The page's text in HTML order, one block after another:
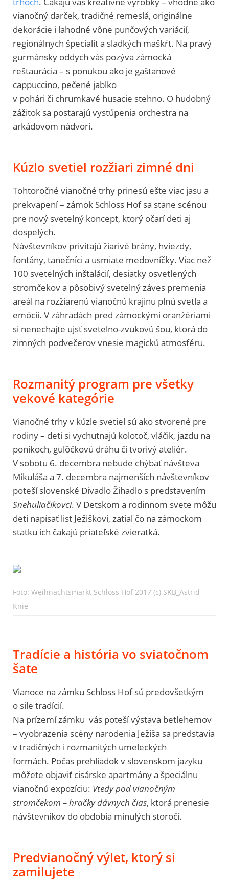
vianočný darček, tradičné remeslá, originálne
dekorácie i lahodné vône punčových variácií,
regionálnych špecialít a sladkých maškŕt. Na pravý
gurmánsky oddych vás pozýva zámocká
reštaurácia – s ponukou ako je gaštanové
cappuccino, pečené jablko
v pohári či chrumkavé husacie stehno. O hudobný
zážitok sa postarajú vystúpenia orchestra na
arkádovom nádvorí.
Kúzlo svetiel rozžiari zimné dni
Tohtoročné vianočné trhy prinesú ešte viac jasu a
prekvapení – zámok Schloss Hof sa stane scénou
pre nový svetelný koncept, ktorý očarí deti aj
dospelých.
Návštevníkov privítajú žiarivé brány, hviezdy,
fontány, tanečníci a usmiate medovníčky. Viac než
100 svetelných inštalácií, desiatky osvetlených
stromčekov a pôsobivý svetelný záves premenia
areál na rozžiarenú vianočnú krajinu plnú svetla a
emócií. V záhradách pred zámockými oranžériami
si nenechajte ujsť svetelno-zvukovú šou, ktorá do
zimných podvečerov vnesie magickú atmosféru.
Rozmanitý program pre všetky
vekové kategórie
Vianočné trhy v kúzle svetiel sú ako stvorené pre
rodiny – deti si vychutnajú kolotoč, vláčik, jazdu na
poníkoch, guľôčkovú dráhu či tvorivý ateliér.
V sobotu 6. decembra nebude chýbať návšteva
Mikuláša a 7. decembra najmenších návštevníkov
poteší slovenské Divadlo Žihadlo s predstavením
Snehuliačikovci. V Detskom a rodinnom svete môžu
deti napísať list Ježiškovi, zatiaľ čo na zámockom
statku ich čakajú priateľské zvieratká.
Foto: Weihnachtsmarkt Schloss Hof 2017 (c) SKB_Astrid
Knie
Tradície a história vo sviatočnom
šate
Vianoce na zámku Schloss Hof sú predovšetkým
o sile tradícií.
Na prízemí zámku vás poteší výstava betlehemov
– vyobrazenia scény narodenia Ježiša sa predstavia
v tradičných i rozmanitých umeleckých
formách. Počas prehliadok v slovenskom jazyku
môžete objaviť cisárske apartmány a špeciálnu
vianočnú expozíciu: Vtedy pod vianočným
stromčekom – hračky dávnych čias, ktorá prenesie
návštevníkov do obdobia minulých storočí.
Predvianočný výlet, ktorý si
zamilujete